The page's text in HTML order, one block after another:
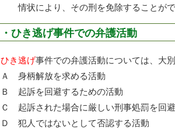
情状により、その刑を免除することがで
・ひき逃げ事件での弁護活動
ひき逃げ事件での弁護活動については、大
Ａ 身柄解放を求める活動
Ｂ 起訴を回避するための活動
Ｃ 起訴された場合に厳しい刑事処罰を回
Ｄ 犯人ではないとして否認する活動